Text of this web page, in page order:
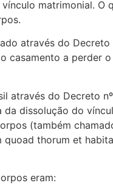
matrimonial. O
através do Decreto
casamento a perder
através do Decreto nº
da dissolução do
(também
thorum et
eram: